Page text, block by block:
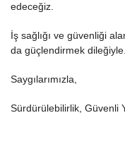
edeceğiz.
İş sağlığı ve güvenliği
da güçlendirmek dileğiyle.
Saygılarımızla,
Sürdürülebilirlik, Güvenli